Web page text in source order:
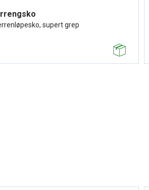
supert grep